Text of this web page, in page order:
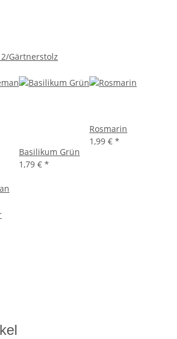
Gärtnerstolz
Basilikum Grün
1,79 € *
Rosmarin
1,99 € *